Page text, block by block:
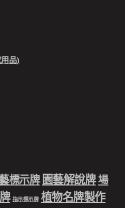
品)
標示牌 園藝解說牌場
指示標示牌 植物名牌製作